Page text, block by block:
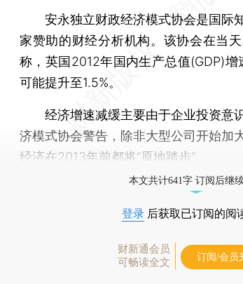
安永独立财政经济模式协会是国际
家赞助的财经分析机构。该协会在当
称，英国2012年国内生产总值(GDP)
可能提升至1.5%。
经济增速减缓主要由于企业投资意
济模式协会警告，除非大型公司开始加
经济在2013年前都将“原地踏步”。
本文共计641字 订阅后继
登录 后获取已订阅的阅
财新通会员
可畅读全文
订阅/会员